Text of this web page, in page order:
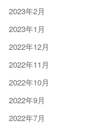
2023年2月
2023年1月
2022年12月
2022年11月
2022年10月
2022年9月
2022年7月